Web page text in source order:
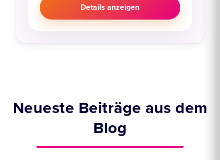
Details anzeigen
Neueste Beiträge aus dem
Blog